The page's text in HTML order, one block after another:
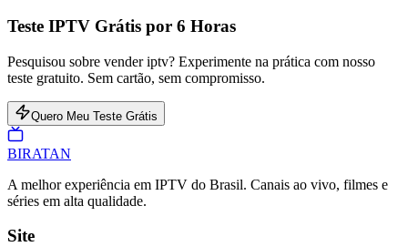
Teste IPTV Grátis por 6 Horas
Pesquisou sobre vender iptv? Experimente na prática com nosso
teste gratuito. Sem cartão, sem compromisso.
Quero Meu Teste Grátis
BIRATAN
A melhor experiência em IPTV do Brasil. Canais ao vivo, filmes e
séries em alta qualidade.
Site